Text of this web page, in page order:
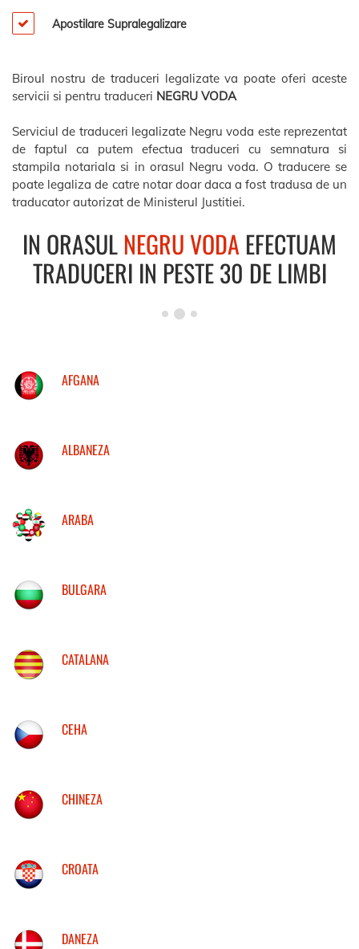
Apostilare Supralegalizare
Biroul nostru de traduceri legalizate va poate oferi aceste
servicii si pentru traduceri NEGRU VODA
Serviciul de traduceri legalizate Negru voda este reprezentat
de faptul ca putem efectua traduceri cu semnatura si
stampila notariala si in orasul Negru voda. O traducere se
poate legaliza de catre notar doar daca a fost tradusa de un
traducator autorizat de Ministerul Justitiei.
IN ORASULNEGRU VODA EFECTUAM
TRADUCERI IN PESTE 30 DE LIMBI
AFGANA
ALBANEZA
ARABA
BULGARA
CATALANA
CEHA
CHINEZA
CROATA
DANEZA